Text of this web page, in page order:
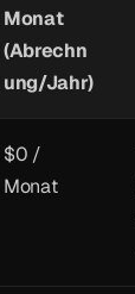
Monat
(Abrechn
ung/Jahr)
$0 /
Monat